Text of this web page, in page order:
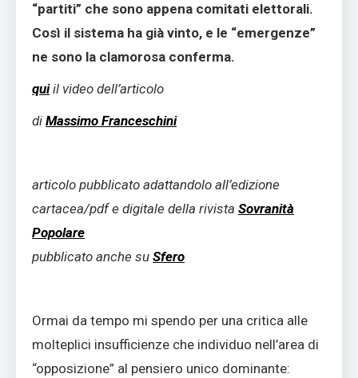
“partiti” che sono appena comitati elettorali.
Così il sistema ha già vinto, e le “emergenze”
ne sono la clamorosa conferma.
quiil video dell’articolo
di Massimo Franceschini
articolo pubblicato adattandolo all’edizione
cartacea/pdf e digitale della rivista Sovranità
Popolare
pubblicato anche su Sfero
Ormai da tempo mi spendo per una critica alle
molteplici insufficienze che individuo nell’area di
“opposizione” al pensiero unico dominante: